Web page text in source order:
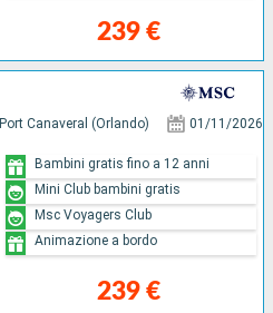
239 €
Port Canaveral (Orlando) 01/11/2026
239 €
Bambini gratis fino a 12 anni
Mini Club bambini gratis
Msc Voyagers Club
Animazione a bordo